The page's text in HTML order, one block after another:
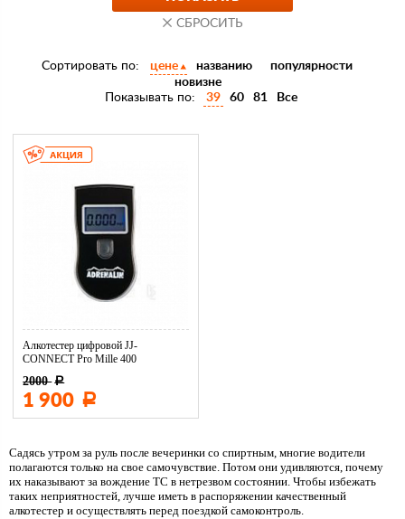
Сортировать по: цене названию
популярности
новизне
Показывать по:
39 60 81 Все
Алкотестер цифровой JJ-
CONNECT Pro Mille 400
2000 Р
1 900 Р
Садясь утром за руль после вечеринки со спиртным, многие водители
полагаются только на свое самочувствие. Потом они удивляются, почему
их наказывают за вождение ТС в нетрезвом состоянии. Чтобы избежать
таких неприятностей, лучше иметь в распоряжении качественный
алкотестер и осуществлять перед поездкой самоконтроль.